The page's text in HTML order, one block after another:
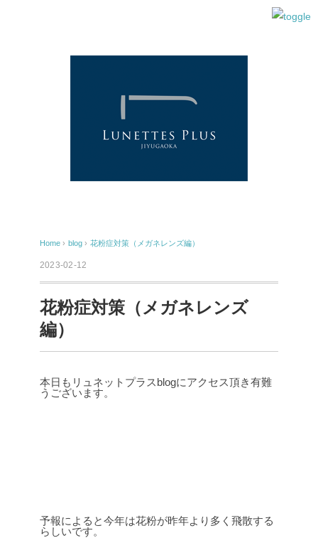
Home › blog › 花粉症対策（メガネレンズ編）
2023-02-12
花粉症対策（メガネレンズ
編）
本日もリュネットプラスblogにアクセス頂き有難
うございます。
予報によると今年は花粉が昨年より多く飛散する
らしいです。